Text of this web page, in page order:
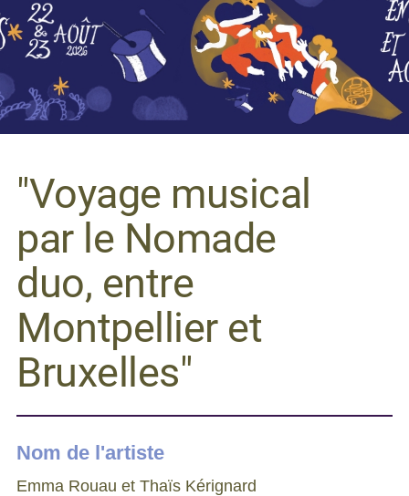
"Voyage musical
par le Nomade
duo, entre
Montpellier et
Bruxelles"
Nom de l'artiste
Emma Rouau et Thaïs Kérignard